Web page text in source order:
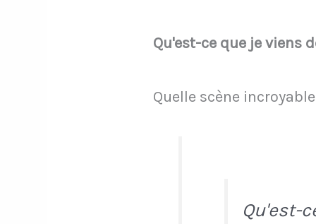
Qu'est-ce que je viens
Quelle scène
Qu'est-